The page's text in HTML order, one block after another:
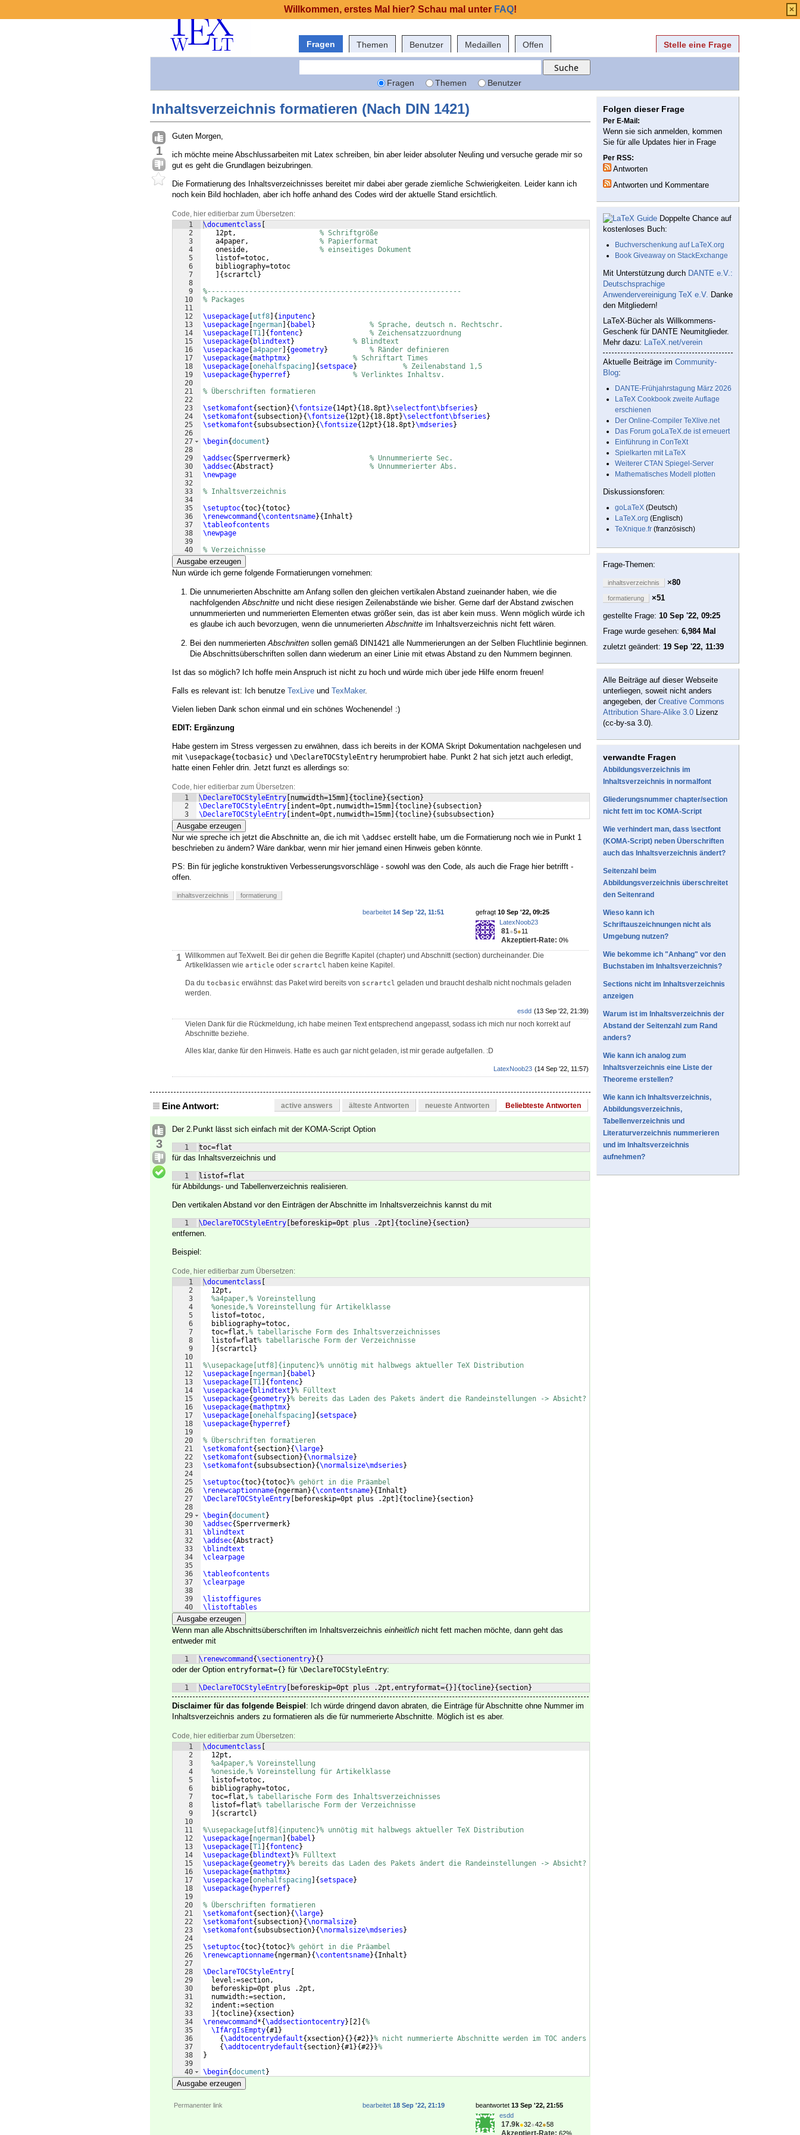
Fragen Themen Benutzer Medaillen Offen Stelle eine Frage
Fragen Themen Benutzer
Inhaltsverzeichnis formatieren (Nach DIN 1421)
1
Guten Morgen,
ich möchte meine Abschlussarbeiten mit Latex schreiben, bin aber leider absoluter Neuling und versuche gerade mir so
gut es geht die Grundlagen beizubringen.
Die Formatierung des Inhaltsverzeichnisses bereitet mir dabei aber gerade ziemliche Schwierigkeiten. Leider kann ich
noch kein Bild hochladen, aber ich hoffe anhand des Codes wird der aktuelle Stand ersichtlich.
Code, hier editierbar zum Übersetzen:
1
2
3
4
5
6
7
8
9
10
11
12
13
14
15
16
17
18
19
20
21
22
23
24
25
26
27
28
29
30
31
32
33
34
35
36
37
38
39
40
41
\documentclass
   12pt,
% Schriftgröße
   a4paper,
% Papierformat
   oneside,
% einseitiges Dokument
   listof=totoc,
   bibliography=totoc
{ scrartcl }
%-------------------------------------------------------------
% Packages
\usepackage utf8 { inputenc}
\usepackage ngerman { babel }
% Sprache, deutsch n. Rechtschr.
\usepackage T1 { fontenc}
% Zeichensatzzuordnung
\usepackage{ blindtext }
% Blindtext
\usepackage a4paper {geometry}
% Ränder definieren
\usepackage{mathptmx}
% Schriftart Times
\usepackage onehalfspacing { setspace}
% Zeilenabstand 1,5
\usepackage{ hyperref}
% Verlinktes Inhaltsv.
% Überschriften formatieren
\setkomafont{ section}{\fontsize{ 14pt }{ 18.8pt }\selectfont\bfseries }
\setkomafont{ subsection}{\fontsize{ 12pt }{ 18.8pt }\selectfont\bfseries }
\setkomafont{ subsubsection}{\fontsize{ 12pt }{ 18.8pt }\mdseries }
\begin{document }
\addsec{Sperrvermerk}
% Unnummerierte Sec.
\addsec{Abstract }
% Unnummerierter Abs.
\newpage
% Inhaltsverzeichnis
\setuptoc{toc}{totoc}
\renewcommand {\contentsname}{ Inhalt }
\tableofcontents
\newpage
% Verzeichnisse
\listoffigures
Ausgabe erzeugen
Nun würde ich gerne folgende Formatierungen vornehmen:
Die unnumerierten Abschnitte am Anfang sollen den gleichen vertikalen Abstand zueinander haben, wie die
nachfolgendenAbschnitte und nicht diese riesigen Zeilenabstände wie bisher. Gerne darf der Abstand zwischen
unnummerierten und nummerierten Elementen etwas größer sein, das ist aber kein muss. Wenn möglich würde ich
es glaube ich auch bevorzugen, wenn die unnumeriertenAbschnitte im Inhaltsverzeichnis nicht fett wären.
Bei den nummeriertenAbschnitten sollen gemäß DIN1421 alle Nummerierungen an der Selben Fluchtlinie beginnen.
Die Abschnittsüberschriften sollen dann wiederum an einer Linie mit etwas Abstand zu den Nummern beginnen.
Ist das so möglich? Ich hoffe mein Anspruch ist nicht zu hoch und würde mich über jede Hilfe enorm freuen!
Falls es relevant ist: Ich benutze TexLive und TexMaker.
Vielen lieben Dank schon einmal und ein schönes Wochenende! :)
EDIT: Ergänzung
Habe gestern im Stress vergessen zu erwähnen, dass ich bereits in der KOMA Skript Dokumentation nachgelesen und
mit \usepackage{tocbasic} und \DeclareTOCStyleEntry herumprobiert habe. Punkt 2 hat sich jetzt auch erledigt,
hatte einen Fehler drin. Jetzt funzt es allerdings so:
Code, hier editierbar zum Übersetzen:
1
2
3
\DeclareTOCStyleEntry numwidth=15mm {tocline}{ section}
\DeclareTOCStyleEntry indent=0pt,numwidth=15mm {tocline}{ subsection}
\DeclareTOCStyleEntry indent=0pt,numwidth=15mm {tocline}{ subsubsection}
Ausgabe erzeugen
Nur wie spreche ich jetzt die Abschnitte an, die ich mit \addsec erstellt habe, um die Formatierung noch wie in Punkt 1
beschrieben zu ändern? Wäre dankbar, wenn mir hier jemand einen Hinweis geben könnte.
PS: Bin für jegliche konstruktiven Verbesserungsvorschläge - sowohl was den Code, als auch die Frage hier betrifft -
offen.
inhaltsverzeichnis formatierung
gefragt 10 Sep '22, 09:25
LatexNoob23
81●5●11
Akzeptiert-Rate: 0%
bearbeitet 14 Sep '22, 11:51
1 Willkommen auf TeXwelt. Bei dir gehen die Begriffe Kapitel (chapter) und Abschnitt (section) durcheinander. Die
Artikelklassen wie article oder scrartcl haben keine Kapitel.
Da du tocbasic erwähnst: das Paket wird bereits von scrartcl geladen und braucht deshalb nicht nochmals geladen
werden.
(13 Sep '22, 21:39)
esdd
Vielen Dank für die Rückmeldung, ich habe meinen Text entsprechend angepasst, sodass ich mich nur noch korrekt auf
Abschnitte beziehe.
Alles klar, danke für den Hinweis. Hatte es auch gar nicht geladen, ist mir gerade aufgefallen. :D
(14 Sep '22, 11:57)
LatexNoob23
Eine Antwort: active answers älteste Antworten neueste Antworten Beliebteste Antworten
3
Der 2.Punkt lässt sich einfach mit der KOMA-Script Option
1 toc=flat
für das Inhaltsverzeichnis und
1 listof=flat
für Abbildungs- und Tabellenverzeichnis realisieren.
Den vertikalen Abstand vor den Einträgen der Abschnitte im Inhaltsverzeichnis kannst du mit
1 \DeclareTOCStyleEntry beforeskip=0pt plus .2pt {tocline}{ section}
entfernen.
Beispiel:
Code, hier editierbar zum Übersetzen:
1
2
3
4
5
6
7
8
9
10
11
12
13
14
15
16
17
18
19
20
21
22
23
24
25
26
27
28
29
30
31
32
33
34
35
36
37
38
39
40
41
\documentclass
  12pt,
%a4paper,% Voreinstellung
%oneside,% Voreinstellung für Artikelklasse
  listof=totoc,
  bibliography=totoc,
  toc=flat,
% tabellarische Form des Inhaltsverzeichnisses
  listof=flat
% tabellarische Form der Verzeichnisse
{ scrartcl }
%\usepackage[utf8]{inputenc}% unnötig mit halbwegs aktueller TeX Distribution
\usepackage ngerman { babel }
\usepackage T1 { fontenc}
\usepackage{ blindtext }% Fülltext
\usepackage{geometry}% bereits das Laden des Pakets ändert die Randeinstellungen -> Absicht?
\usepackage{mathptmx}
\usepackage onehalfspacing { setspace}
\usepackage{ hyperref}
% Überschriften formatieren
\setkomafont{ section}{\large}
\setkomafont{ subsection}{\normalsize}
\setkomafont{ subsubsection}{\normalsize\mdseries }
\setuptoc{toc}{totoc}% gehört in die Präambel
\renewcaptionname{ ngerman}{\contentsname}{ Inhalt }
\DeclareTOCStyleEntry
beforeskip=0pt plus .2pt {tocline}{ section}
\begin{document }
\addsec{Sperrvermerk}
\blindtext
\addsec{Abstract }
\blindtext
\clearpage
\tableofcontents
\clearpage
\listoffigures
\listoftables
\addsec{Abkürzungsverzeichnis
Ausgabe erzeugen
Wenn man alle Abschnittsüberschriften im Inhaltsverzeichnis einheitlich nicht fett machen möchte, dann geht das
entweder mit
1 \renewcommand {\sectionentry}{ }
oder der Option entryformat={} für \DeclareTOCStyleEntry:
1 \DeclareTOCStyleEntry beforeskip=0pt plus .2pt,entryformat={ }] {tocline}{ section}
Disclaimer für das folgende Beispiel : Ich würde dringend davon abraten, die Einträge für Abschnitte ohne Nummer im
Inhaltsverzeichnis anders zu formatieren als die für nummerierte Abschnitte. Möglich ist es aber.
Code, hier editierbar zum Übersetzen:
1
2
3
4
5
6
7
8
9
10
11
12
13
14
15
16
17
18
19
20
21
22
23
24
25
26
27
28
29
30
31
32
33
34
35
36
37
38
39
40
41
\documentclass
  12pt,
%a4paper,% Voreinstellung
%oneside,% Voreinstellung für Artikelklasse
  listof=totoc,
  bibliography=totoc,
  toc=flat,
% tabellarische Form des Inhaltsverzeichnisses
  listof=flat
% tabellarische Form der Verzeichnisse
{ scrartcl }
%\usepackage[utf8]{inputenc}% unnötig mit halbwegs aktueller TeX Distribution
\usepackage ngerman { babel }
\usepackage T1 { fontenc}
\usepackage{ blindtext }% Fülltext
\usepackage{geometry}% bereits das Laden des Pakets ändert die Randeinstellungen -> Absicht?
\usepackage{mathptmx}
\usepackage onehalfspacing { setspace}
\usepackage{ hyperref}
% Überschriften formatieren
\setkomafont{ section}{\large}
\setkomafont{ subsection}{\normalsize}
\setkomafont{ subsubsection}{\normalsize\mdseries }
\setuptoc{toc}{totoc}% gehört in die Präambel
\renewcaptionname{ ngerman}{\contentsname}{ Inhalt }
\DeclareTOCStyleEntry
  level:=section,
  beforeskip=0pt plus .2pt,
  numwidth:=section,
  indent:=section
{tocline}{xsection}
\renewcommand *{\addsectiontocentry} 2 {%
\IfArgIsEmpty{#1}
{\addtocentrydefault{xsection}{ }{#2}}% nicht nummerierte Abschnitte werden im TOC anders formatiert (nicht sinnvoll)
{\addtocentrydefault{ section}{#1}{#2}}%
}
\begin{document }
\addsec{Sperrvermerk
Ausgabe erzeugen
Permanenter link beantwortet 13 Sep '22, 21:55
esdd
17.9k●32●42●58
62%
bearbeitet 18 Sep '22, 21:19
Folgen dieser Frage
Per E-Mail:
Wenn sie sich anmelden, kommen
Sie für alle Updates hier in Frage
Per RSS:
Antworten
Antworten und Kommentare
Doppelte Chance auf
kostenloses Buch:
Buchverschenkung auf LaTeX.org
Book Giveaway on StackExchange
Mit Unterstützung durch DANTE e.V.:
Deutschsprachige
Anwendervereinigung TeX e.V. Danke
den Mitgliedern!
LaTeX-Bücher als Willkommens-
Geschenk für DANTE Neumitglieder.
Mehr dazu: LaTeX.net/verein
Aktuelle Beiträge im Community-
Blog:
DANTE-Frühjahrstagung März 2026
LaTeX Cookbook zweite Auflage
erschienen
Der Online-Compiler TeXlive.net
Das Forum goLaTeX.de ist erneuert
Einführung in ConTeXt
Spielkarten mit LaTeX
Weiterer CTAN Spiegel-Server
Mathematisches Modell plotten
Diskussionsforen:
goLaTeX (Deutsch)
LaTeX.org (Englisch)
TeXnique.fr (französisch)
Frage-Themen:
inhaltsverzeichnis ×80
formatierung
×51
gestellte Frage: 10 Sep '22, 09:25
Frage wurde gesehen: 6,984 Mal
zuletzt geändert: 19 Sep '22, 11:39
Alle Beiträge auf dieser Webseite
unterliegen, soweit nicht anders
angegeben, der Creative Commons
Attribution Share-Alike 3.0 Lizenz
(cc-by-sa 3.0).
verwandte Fragen
Abbildungsverzeichnis im
Inhaltsverzeichnis in normalfont
Gliederungsnummer chapter/section
nicht fett im toc KOMA-Script
Wie verhindert man, dass \sectfont
(KOMA-Script) neben Überschriften
auch das Inhaltsverzeichnis ändert?
Seitenzahl beim
Abbildungsverzeichnis überschreitet
den Seitenrand
Wieso kann ich
Schriftauszeichnungen nicht als
Umgebung nutzen?
Wie bekomme ich "Anhang" vor den
Buchstaben im Inhaltsverzeichnis?
Sections nicht im Inhaltsverzeichnis
anzeigen
Warum ist im Inhaltsverzeichnis der
Abstand der Seitenzahl zum Rand
anders?
Wie kann ich analog zum
Inhaltsverzeichnis eine Liste der
Theoreme erstellen?
Wie kann ich Inhaltsverzeichnis,
Abbildungsverzeichnis,
Tabellenverzeichnis und
Literaturverzeichnis nummerieren
und im Inhaltsverzeichnis
aufnehmen?
Willkommen, erstes Mal hier? Schau mal unter FAQ! ×